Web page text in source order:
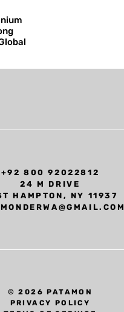
+92 800 92022812
24 M DRIVE
HAMPTON, NY 11937
© 2026 PATAMON
PRIVACY POLICY